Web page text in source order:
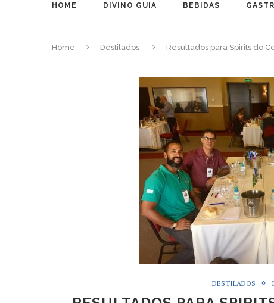
HOME DIVINO GUIA BEBIDAS
Home Destilados Resultados para Spirits do
DESTILADOS